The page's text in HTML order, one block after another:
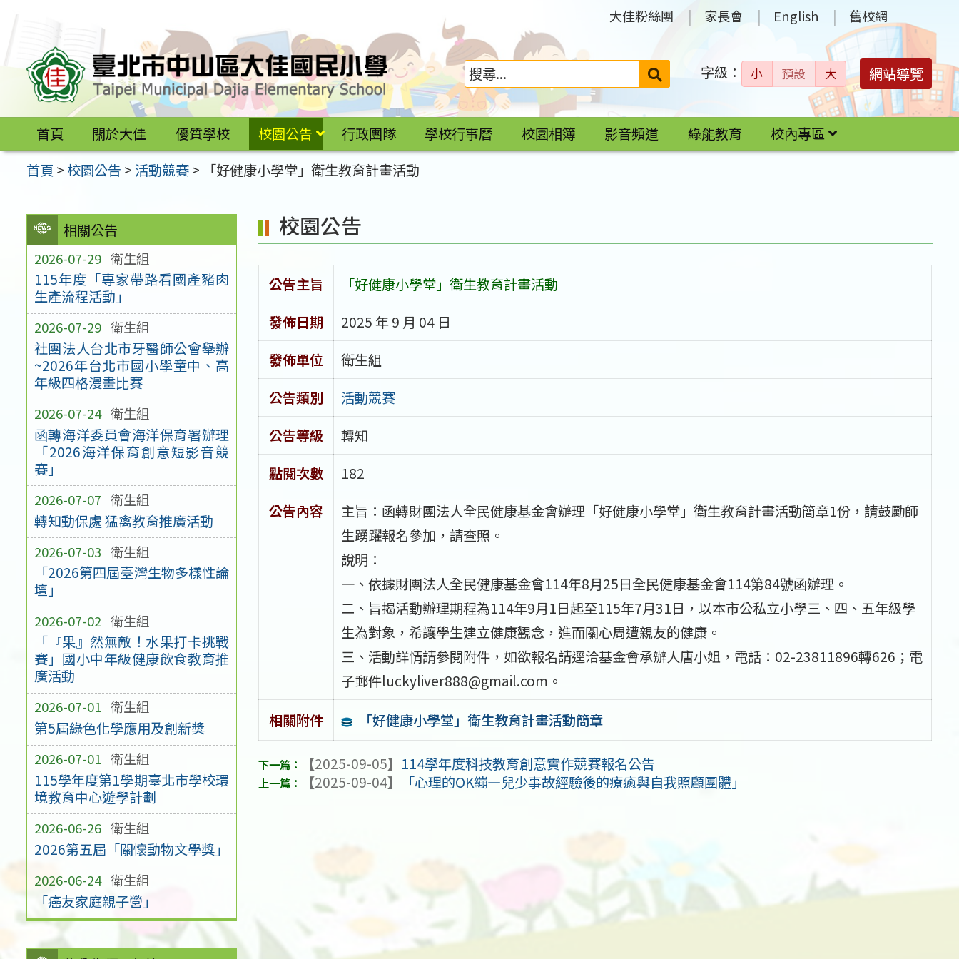
區
大佳粉絲團 家長會 English 舊校網
搜
字級： 小 預設 大 網站導覽
首頁 關於大佳 優質學校 校園公告 行政團隊 學校行事曆 校園相簿 影音頻道 綠能教育
校內專區
首頁 >校園公告 > 活動競賽> 「好健康小學堂」衛生教育計畫活動
相關公告
2026-07-29 衛生組
115年度「專家帶路看國產豬肉
生產流程活動」
2026-07-29 衛生組
社團法人台北市牙醫師公會舉辦
~2026年台北市國小學童中、高
年級四格漫畫比賽
2026-07-24 衛生組
函轉海洋委員會海洋保育署辦理
「2026海洋保育創意短影音競
賽」
2026-07-07 衛生組
轉知動保處 猛禽教育推廣活動
2026-07-03 衛生組
「2026第四屆臺灣生物多樣性論
壇」
2026-07-02 衛生組
「『果』然無敵！水果打卡挑戰
賽」國小中年級健康飲食教育推
廣活動
2026-07-01 衛生組
第5屆綠色化學應用及創新獎
2026-07-01 衛生組
115學年度第1學期臺北市學校環
境教育中心遊學計劃
2026-06-26 衛生組
2026第五屆「關懷動物文學獎」
2026-06-24 衛生組
「癌友家庭親子營」
校園公告
公告主旨
「好健康小學堂」衛生教育計畫活動
發佈日期
2025 年 9 月 04 日
發佈單位
衛生組
公告類別
活動競賽
公告等級
轉知
點閱次數
182
公告內容
主旨：函轉財團法人全民健康基金會辦理「好健康小學堂」衛生教育計畫活動簡章1份，請鼓勵師
生踴躍報名參加，請查照。
說明：
一、依據財團法人全民健康基金會114年8月25日全民健康基金會114第84號函辦理。
二、旨揭活動辦理期程為114年9月1日起至115年7月31日，以本市公私立小學三、四、五年級學
生為對象，希讓學生建立健康觀念，進而關心周遭親友的健康。
三、活動詳情請參閱附件，如欲報名請逕洽基金會承辦人唐小姐，電話：02-23811896轉626；電
子郵件luckyliver888@gmail.com。
相關附件
「好健康小學堂」衛生教育計畫活動簡章
【2025-09-05】 114學年度科技教育創意實作競賽報名公告
【2025-09-04】
「心理的OK繃—兒少事故經驗後的療癒與自我照顧團體」